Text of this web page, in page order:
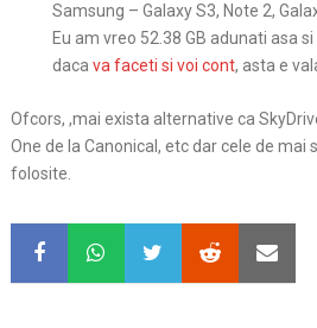
Samsung – Galaxy S3, Note 2,
Eu am vreo 52.38 GB adunati asa
daca va faceti si voi cont, asta e
Ofcors, ,mai exista alternative ca
One de la Canonical, etc dar cele de mai
folosite.